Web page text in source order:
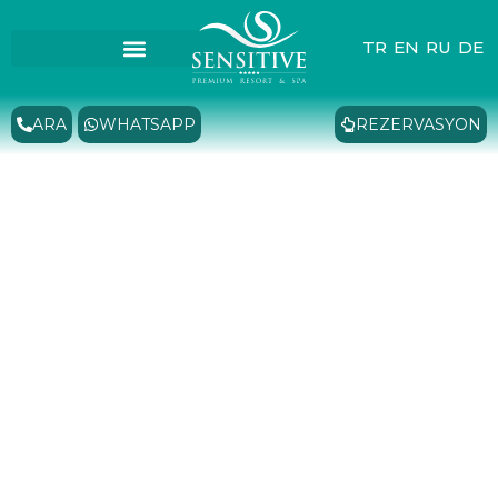
TR EN RU DE
ARA WHATSAPP REZERVASYON